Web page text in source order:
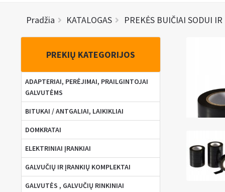
Pradžia KATALOGAS PREKĖS BUIČIAI SODUI
PREKIŲ KATEGORIJOS
ADAPTERIAI, PERĖJIMAI, PRAILGINTOJAI
GALVUTĖMS
BITUKAI / ANTGALIAI, LAIKIKLIAI
DOMKRATAI
ELEKTRINIAI ĮRANKIAI
GALVUČIŲ IR ĮRANKIŲ KOMPLEKTAI
GALVUTĖS , GALVUČIŲ RINKINIAI